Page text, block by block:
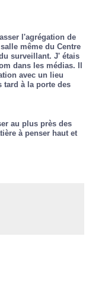
l'agrégation de
même du Centre
surveillant. J' étais
dans les médias. Il
avec un lieu
tard à la porte des
au plus près des
à penser haut et